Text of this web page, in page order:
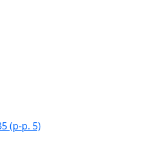
(р-р. 5)